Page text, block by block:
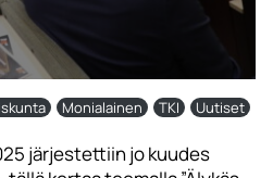
Monialainen TKI Uutiset
järjestettiin jo kuudes